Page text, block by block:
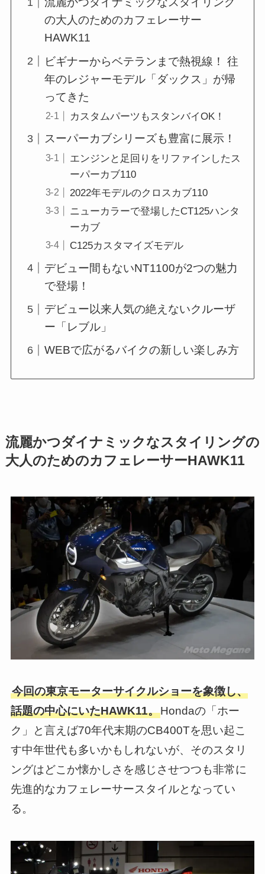
の大人のためのカフェレーサー
HAWK11
ビギナーからベテランまで熱視線！ 往
年のレジャーモデル「ダックス」が帰
ってきた
カスタムパーツもスタンバイOK！
スーパーカブシリーズも豊富に展示！
エンジンと足回りをリファインしたス
ーパーカブ110
2022年モデルのクロスカブ110
ニューカラーで登場したCT125ハンタ
ーカブ
C125カスタマイズモデル
デビュー間もないNT1100が2つの魅力
で登場！
デビュー以来人気の絶えないクルーザ
ー「レブル」
WEBで広がるバイクの新しい楽しみ方
流麗かつダイナミックなスタイリングの
大人のためのカフェレーサーHAWK11
今回の東京モーターサイクルショーを象徴し、
話題の中心にいたHAWK11。Hondaの「ホー
ク」と言えば70年代末期のCB400Tを思い起こ
す中年世代も多いかもしれないが、そのスタリ
ングはどこか懐かしさを感じさせつつも非常に
先進的なカフェレーサースタイルとなってい
る。